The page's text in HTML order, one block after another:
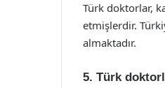
Türk doktorlar,
etmişlerdir.
almaktadır.
5. Türk